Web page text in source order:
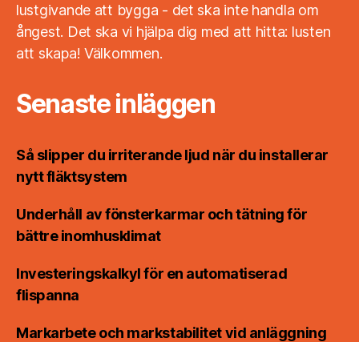
lustgivande att bygga - det ska inte handla om
ångest. Det ska vi hjälpa dig med att hitta: lusten
att skapa! Välkommen.
Senaste inläggen
Så slipper du irriterande ljud när du installerar
nytt fläktsystem
Underhåll av fönsterkarmar och tätning för
bättre inomhusklimat
Investeringskalkyl för en automatiserad
flispanna
Markarbete och markstabilitet vid anläggning